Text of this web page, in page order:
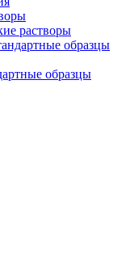
растворы
образцы
образцы